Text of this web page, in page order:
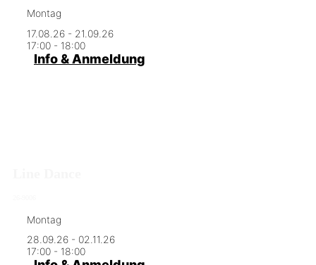
Montag
17.08.26 - 21.09.26
17:00 - 18:00
Info & Anmeldung
Montag
28.09.26 - 02.11.26
17:00 - 18:00